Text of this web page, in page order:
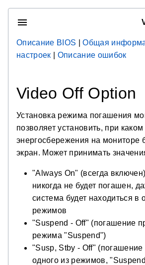
Описание BIOS |Общая
настроек
Описание ошибок
Video Off Option
Установка режима погашения
позволяет установить, при
энергосбережения на мониторе
экран. Может принимать
"Always On" (всегда
никогда не будет погашен,
система будет находиться в
режимов
"Suspend - Off" (погашение
режима "Suspend")
"Susp, Stby - Off"
одного из режимов,